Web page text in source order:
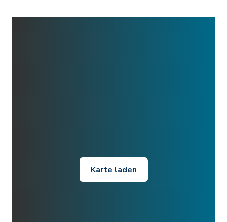
Karte laden